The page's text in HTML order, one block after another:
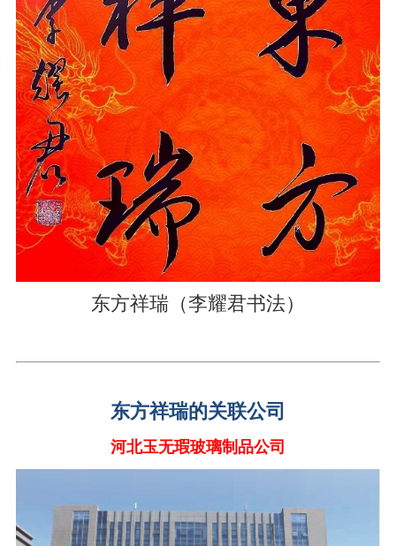
东方祥瑞（李耀君书法）
东方祥瑞的关联公司
河北玉无瑕玻璃制品公司